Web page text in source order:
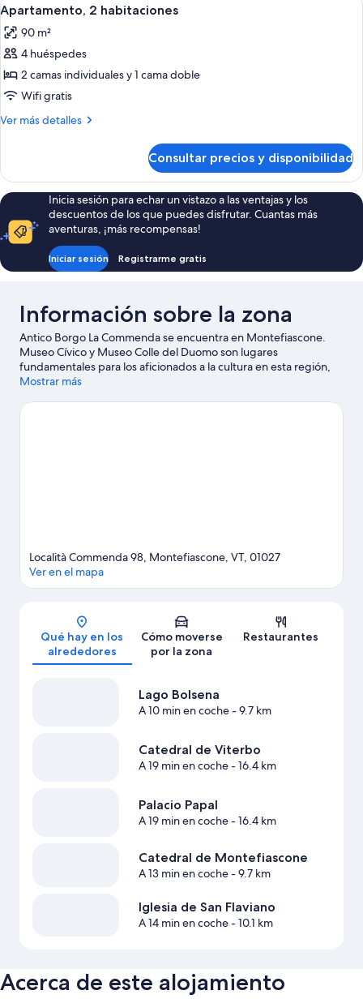
todas
las
fotos
de
Apartamento,
2
7
Apartamento, 2 habitaciones
90 m²
4 huéspedes
2 camas individuales y 1 cama doble
Wifi gratis
Ver más detalles
Más
2
habitaciones
Consultar precios y disponibilidad
Inicia sesión para echar un vistazo a las ventajas y los
descuentos de los que puedes disfrutar. Cuantas más
aventuras, ¡más recompensas!
Iniciar sesión Registrarme gratis
Información sobre la zona
Antico Borgo La Commenda se encuentra en Montefiascone.
Museo Cívico y Museo Colle del Duomo son lugares
fundamentales para los aficionados a la cultura en esta región,
donde también puedes acercarte a atractivos turísticos como
Occhipinti y Museo de Geología y Deslizamientos también
Mostrar más
Mapa
Località Commenda 98, Montefiascone, VT, 01027
Ver en el mapa
Qué hay en los
alrededores
Cómo moverse
por la zona
Restaurantes
Lago Bolsena
A 10 min en coche- 9.7 km
Catedral de Viterbo
A 19 min en coche- 16.4 km
Palacio Papal
A 19 min en coche- 16.4 km
Catedral de Montefiascone
A 13 min en coche- 9.7 km
Iglesia de San Flaviano
A 14 min en coche- 10.1 km
Acerca de este alojamiento